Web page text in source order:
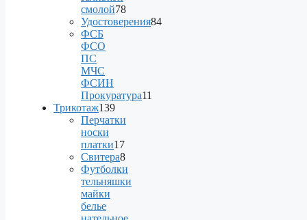
смолой78
78
products
Удостоверения84
84
products
ФСБ
ФСО
ПС
МЧС
ФСИН
Прокуратура11
11
products
Трикотаж139
products
Перчатки
носки
платки17
17
products
Свитера8
8
products
Футболки
тельняшки
майки
белье